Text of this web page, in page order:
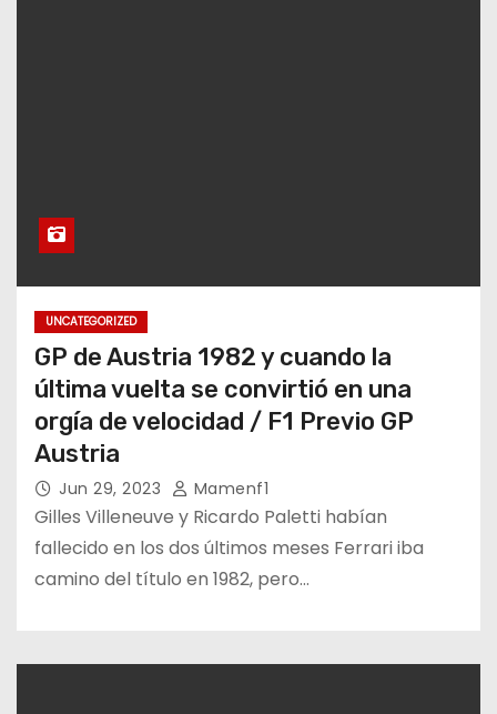
UNCATEGORIZED
GP de Austria 1982 y cuando la
última vuelta se convirtió en una
orgía de velocidad / F1 Previo GP
Austria
Jun 29, 2023 Mamenf1
Gilles Villeneuve y Ricardo Paletti habían
fallecido en los dos últimos meses Ferrari iba
camino del título en 1982, pero…